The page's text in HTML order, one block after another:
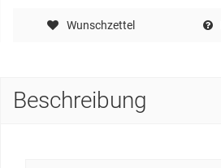
Wunschzettel
Beschreibung